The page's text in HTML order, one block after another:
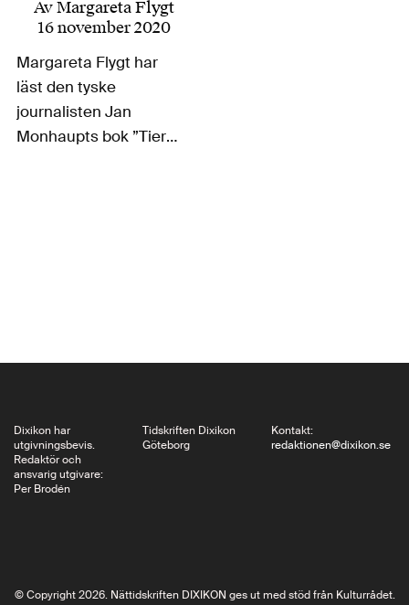
AvMargareta Flygt
16 november 2020
Margareta Flygt har
läst den tyske
journalisten Jan
Monhaupts bok ”Tiere
därigenom blottlägga
Margareta Flygt
reflekterar över
denna…
Dixikon har
utgivningsbevis.
Redaktör och
ansvarig utgivare:
Per Brodén
Tidskriften Dixikon
Göteborg
Kontakt:
redaktionen@dixikon.se
© Copyright 2026. Nättidskriften DIXIKON ges ut med stöd från Kulturrådet.